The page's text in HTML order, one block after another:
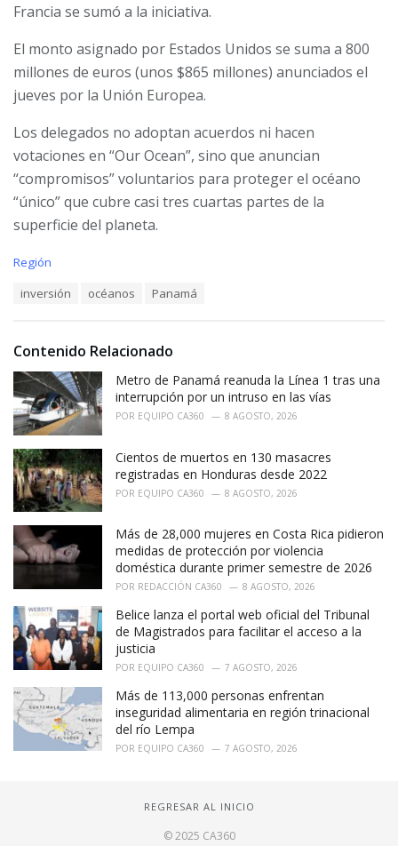
Francia se sumó a la iniciativa.
El monto asignado por Estados Unidos se suma a 800
millones de euros (unos $865 millones) anunciados el
jueves por la Unión Europea.
Los delegados no adoptan acuerdos ni hacen
votaciones en “Our Ocean”, sino que anuncian
“compromisos” voluntarios para proteger el océano
“único” que cubre casi tres cuartas partes de la
superficie del planeta.
C
r
i
e
s
:
Región
:
inversión océanos Panamá
Contenido Relacionado
Metro de Panamá reanuda la Línea 1 tras una
interrupción por un intruso en las vías
POR EQUIPO CA360 8 AGOSTO, 2026
Cientos de muertos en 130 masacres
registradas en Honduras desde 2022
POR EQUIPO CA360 8 AGOSTO, 2026
Más de 28,000 mujeres en Costa Rica pidieron
medidas de protección por violencia
doméstica durante primer semestre de 2026
POR REDACCIÓN CA360 8 AGOSTO, 2026
Belice lanza el portal web oficial del Tribunal
de Magistrados para facilitar el acceso a la
justicia
POR EQUIPO CA360 7 AGOSTO, 2026
Más de 113,000 personas enfrentan
inseguridad alimentaria en región trinacional
del río Lempa
POR EQUIPO CA360 7 AGOSTO, 2026
REGRESAR AL INICIO
© 2025 CA360